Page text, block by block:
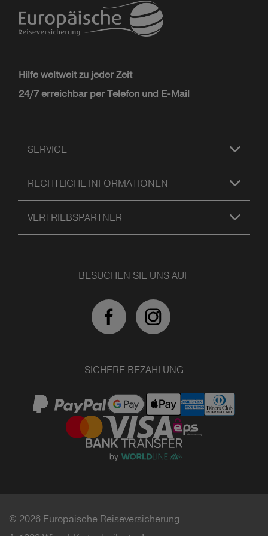
Hilfe weltweit zu jeder Zeit
24/7 erreichbar per Telefon und E-Mail
SERVICE
RECHTLICHE INFORMATIONEN
VERTRIEBSPARTNER
BESUCHEN SIE UNS AUF
SICHERE BEZAHLUNG
© 2026 Europäische Reiseversicherung